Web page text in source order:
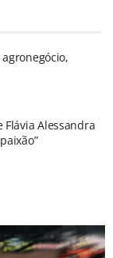
Alessandra